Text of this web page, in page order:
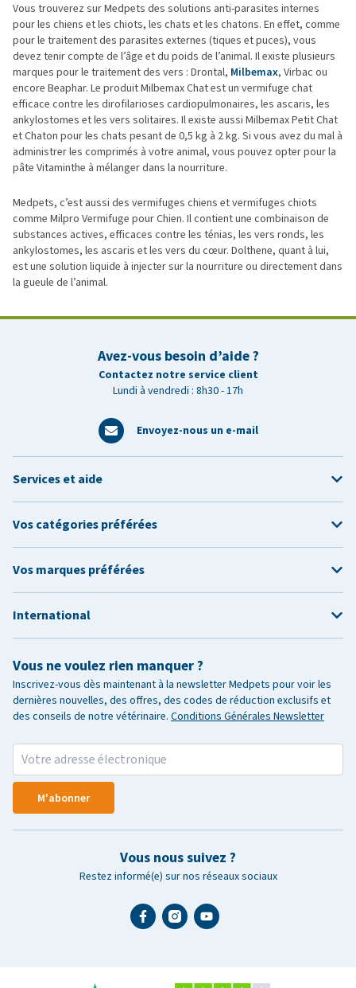
Vous trouverez sur Medpets des solutions anti-parasites internes
pour les chiens et les chiots, les chats et les chatons. En effet, comme
pour le traitement des parasites externes (tiques et puces), vous
devez tenir compte de l’âge et du poids de l’animal. Il existe plusieurs
marques pour le traitement des vers : Drontal, Milbemax, Virbac ou
encore Beaphar. Le produit Milbemax Chat est un vermifuge chat
efficace contre les dirofilarioses cardiopulmonaires, les ascaris, les
ankylostomes et les vers solitaires. Il existe aussi Milbemax Petit Chat
et Chaton pour les chats pesant de 0,5 kg à 2 kg. Si vous avez du mal à
administrer les comprimés à votre animal, vous pouvez opter pour la
pâte Vitaminthe à mélanger dans la nourriture.
Medpets, c’est aussi des vermifuges chiens et vermifuges chiots
comme Milpro Vermifuge pour Chien. Il contient une combinaison de
substances actives, efficaces contre les ténias, les vers ronds, les
ankylostomes, les ascaris et les vers du cœur. Dolthene, quant à lui,
est une solution liquide à injecter sur la nourriture ou directement dans
la gueule de l’animal.
Avez-vous besoin d’aide ?
Contactez notre service client
Lundi à vendredi : 8h30 - 17h
Envoyez-nous un e-mail
Vous ne voulez rien manquer ?
Inscrivez-vous dès maintenant à la newsletter Medpets pour voir les
dernières nouvelles, des offres, des codes de réduction exclusifs et
des conseils de notre vétérinaire. Conditions Générales Newsletter
M'abonner
Vous nous suivez ?
Restez informé(e) sur nos réseaux sociaux
Services et aide
Vos catégories préférées
Vos marques préférées
International